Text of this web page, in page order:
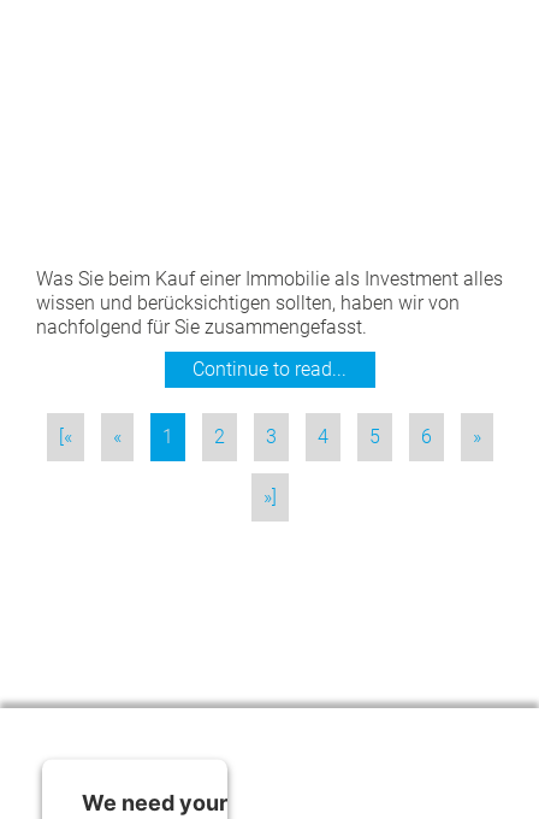
Was Sie beim Kauf einer Immobilie als Investment alles
wissen und berücksichtigen sollten, haben wir von
nachfolgend für Sie zusammengefasst.
Continue to read...
[« « 1 2 3 4 5 6 »
»]
We need your